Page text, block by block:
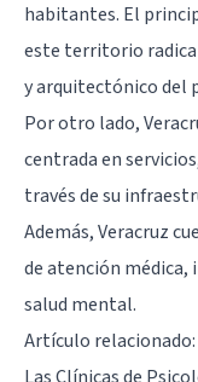
habitantes. El
este territorio
y arquitectónico del
Por otro lado,
centrada en
través de su
Además, Veracruz
de atención
salud mental.
Artículo relacionado: